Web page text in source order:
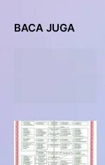
BACA JUGA